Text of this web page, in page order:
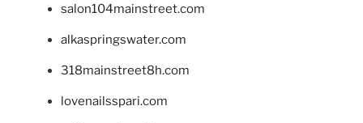
salon104mainstreet.com
alkaspringswater.com
318mainstreet8h.com
lovenailsspari.com